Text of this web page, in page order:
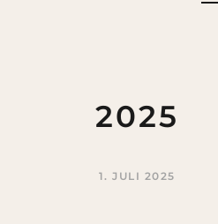
2025
1. JULI 2025